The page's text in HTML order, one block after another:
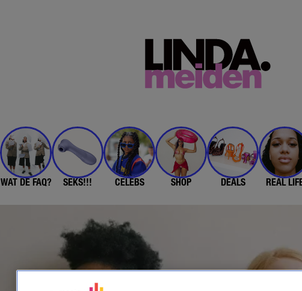
WAT DE FAQ? SEKS!!! CELEBS SHOP DEALS REAL